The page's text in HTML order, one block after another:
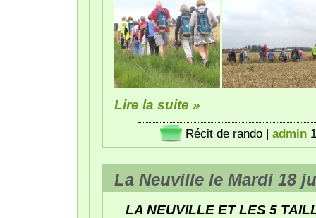
Lire la suite »
Récit de rando | admin
La Neuville le Mardi 18
LA NEUVILLE ET LES 5